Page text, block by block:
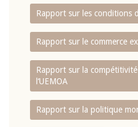
Rapport sur les conditions
Rapport sur le commerce
Rapport sur la
l‘UEMOA
Rapport sur la politique